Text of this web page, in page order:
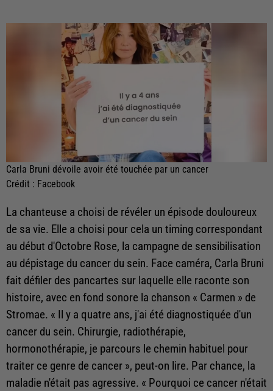
Carla Bruni dévoile avoir été touchée par un cancer
Crédit : Facebook
La chanteuse a choisi de révéler un épisode douloureux
de sa vie. Elle a choisi pour cela un timing correspondant
au début d'Octobre Rose, la campagne de sensibilisation
au dépistage du cancer du sein. Face caméra, Carla Bruni
fait défiler des pancartes sur laquelle elle raconte son
histoire, avec en fond sonore la chanson « Carmen » de
Stromae. « Il y a quatre ans, j'ai été diagnostiquée d'un
cancer du sein. Chirurgie, radiothérapie,
hormonothérapie, je parcours le chemin habituel pour
traiter ce genre de cancer », peut-on lire. Par chance, la
maladie n'était pas agressive. « Pourquoi ce cancer n'était